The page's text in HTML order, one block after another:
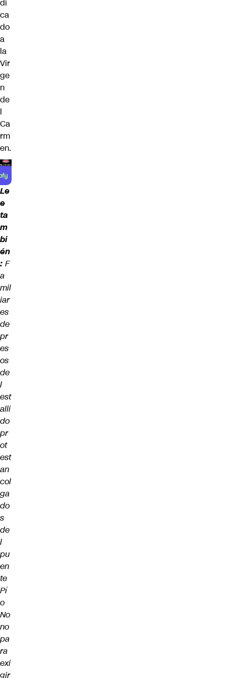
di
ca
do
a
la
Vir
ge
n
de
l
Ca
rm
en.
Le
e
ta
m
bi
én
: F
a
mil
iar
es
de
pr
es
os
de
l
est
alli
do
pr
ot
est
an
col
ga
do
s
de
l
pu
en
te
Pí
o
No
no
pa
ra
exi
gir